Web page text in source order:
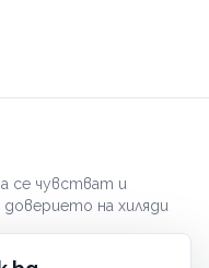
се чувстват и
на хиляди